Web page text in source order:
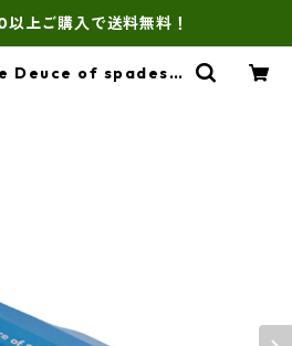
上ご購入で送料無料！
Deuce of spades